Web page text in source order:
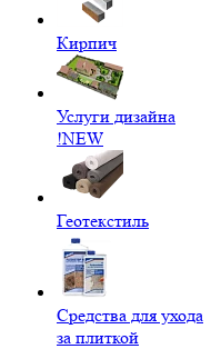
Кирпич
Услуги дизайна
!NEW
Геотекстиль
Средства для ухода
за плиткой